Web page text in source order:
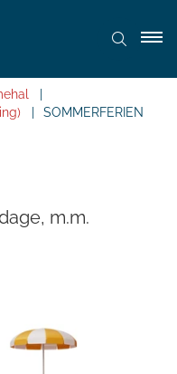
SOMMERFERIEN
m.m.